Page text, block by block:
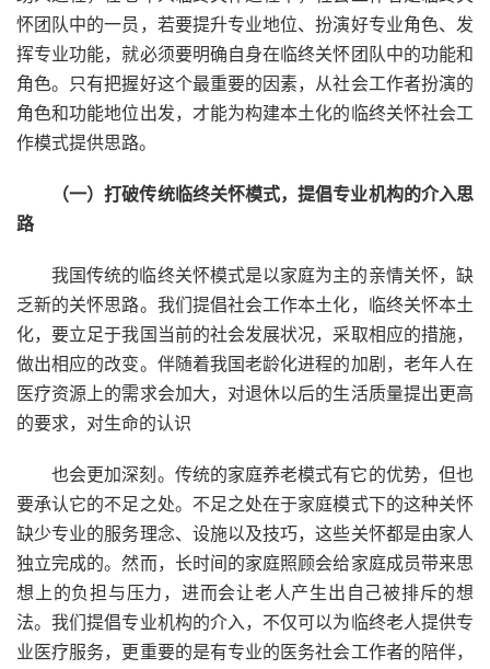
怀团队中的一员，若要提升专业地位、扮演好专业角色、发
挥专业功能，就必须要明确自身在临终关怀团队中的功能和
角色。只有把握好这个最重要的因素，从社会工作者扮演的
角色和功能地位出发，才能为构建本土化的临终关怀社会工
作模式提供思路。
（一）打破传统临终关怀模式，提倡专业机构的介入思
路
我国传统的临终关怀模式是以家庭为主的亲情关怀，缺
乏新的关怀思路。我们提倡社会工作本土化，临终关怀本土
化，要立足于我国当前的社会发展状况，采取相应的措施，
做出相应的改变。伴随着我国老龄化进程的加剧，老年人在
医疗资源上的需求会加大，对退休以后的生活质量提出更高
的要求，对生命的认识
也会更加深刻。传统的家庭养老模式有它的优势，但也
要承认它的不足之处。不足之处在于家庭模式下的这种关怀
缺少专业的服务理念、设施以及技巧，这些关怀都是由家人
独立完成的。然而，长时间的家庭照顾会给家庭成员带来思
想上的负担与压力，进而会让老人产生出自己被排斥的想
法。我们提倡专业机构的介入，不仅可以为临终老人提供专
业医疗服务，更重要的是有专业的医务社会工作者的陪伴，